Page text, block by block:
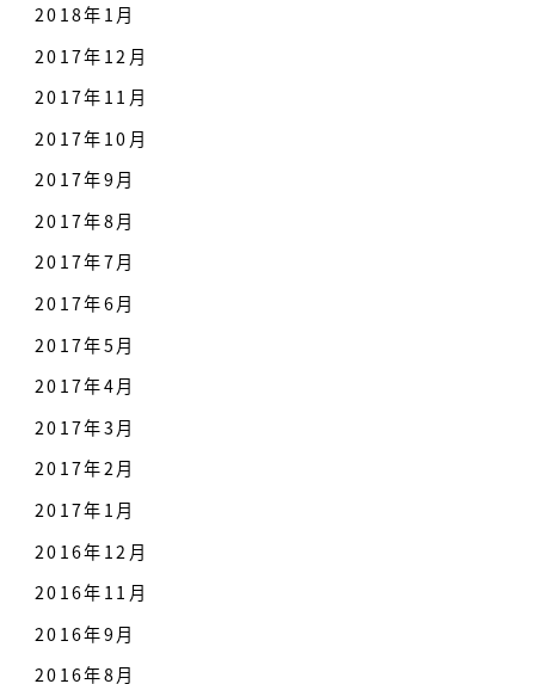
2018年1月
2017年12月
2017年11月
2017年10月
2017年9月
2017年8月
2017年7月
2017年6月
2017年5月
2017年4月
2017年3月
2017年2月
2017年1月
2016年12月
2016年11月
2016年9月
2016年8月